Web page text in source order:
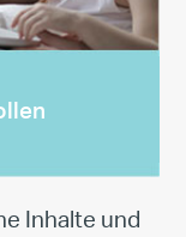
Inhalte und